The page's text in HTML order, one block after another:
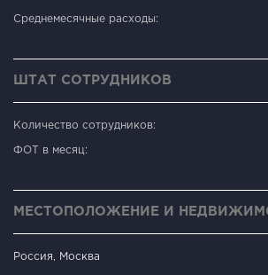
Среднемесячные расходы:
ШТАТ СОТРУДНИКОВ
Количество сотрудников:
ФОТ в месяц:
МЕСТОПОЛОЖЕНИЕ И
Россия, Москва